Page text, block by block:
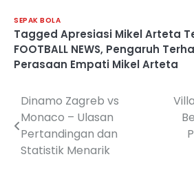
SEPAK BOLA
Tagged Apresiasi Mikel Arteta
FOOTBALL NEWS, Pengaruh
Perasaan Empati Mikel Arteta
Post
navigation
Dinamo Zagreb vs
Monaco – Ulasan
Pertandingan dan
Statistik Menarik